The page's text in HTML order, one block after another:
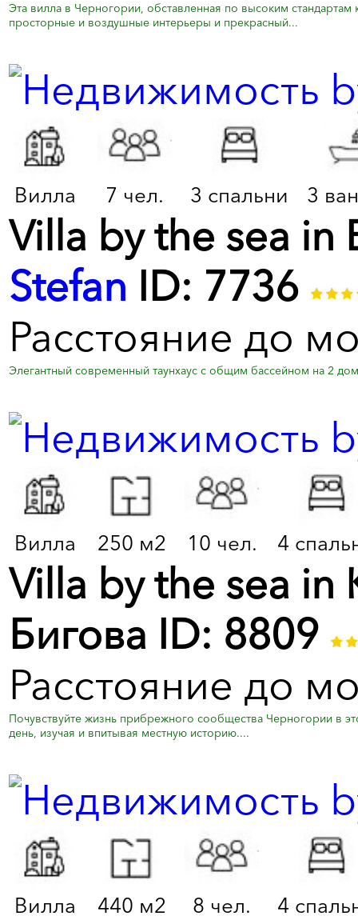
Эта вилла в Черногории, обставленная по высоким
просторные и воздушные интерьеры и прекрасный...
Вилла 7 чел. 3 спальни 3
Villa by the sea
Stefan ID: 7736
Расстояние до
Элегантный современный таунхаус с общим бассейном на 2
Вилла 250 м2 10 чел. 4
Villa by the sea in
Бигова ID: 8809
Расстояние до
Почувствуйте жизнь прибрежного сообщества Черногории в
день, изучая и впитывая местную историю....
Вилла 440 м2 8 чел. 4